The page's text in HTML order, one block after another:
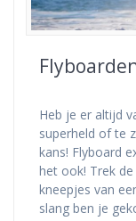
Heb je er altijd
superheld of te
kans! Flyboard
het ook! Trek
kneepjes van
slang ben je